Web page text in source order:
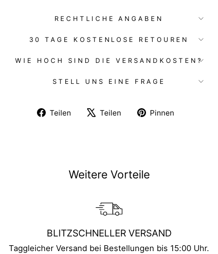
RECHTLICHE ANGABEN
30 TAGE KOSTENLOSE RETOUREN
WIE HOCH SIND DIE VERSANDKOSTEN?
STELL UNS EINE FRAGE
Teilen
Auf
Teilen
Auf
Pinnen
Weitere Vorteile
BLITZSCHNELLER VERSAND
Taggleicher Versand bei Bestellungen bis 15:00 Uhr.